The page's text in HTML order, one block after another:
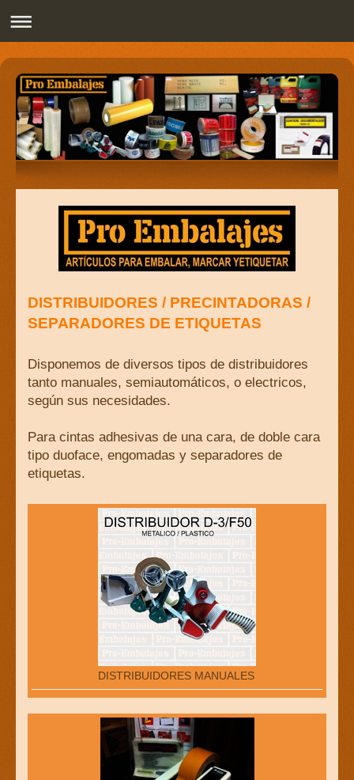
Pro Embalajes
DISTRIBUIDORES / PRECINTADORAS /
SEPARADORES DE ETIQUETAS
Disponemos de diversos tipos de distribuidores
tanto manuales, semiautomáticos, o electricos,
según sus necesidades.
Para cintas adhesivas de una cara, de doble cara
tipo duoface, engomadas y separadores de
etiquetas.
DISTRIBUIDORES MANUALES